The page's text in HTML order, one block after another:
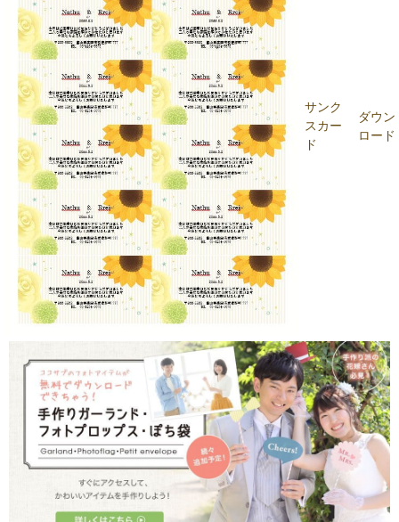
サンク
スカー
ド
ダウン
ロード